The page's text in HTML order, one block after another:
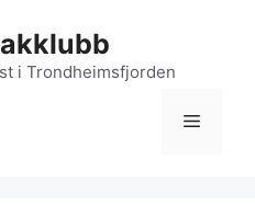
i Trondheimsfjorden
Meny